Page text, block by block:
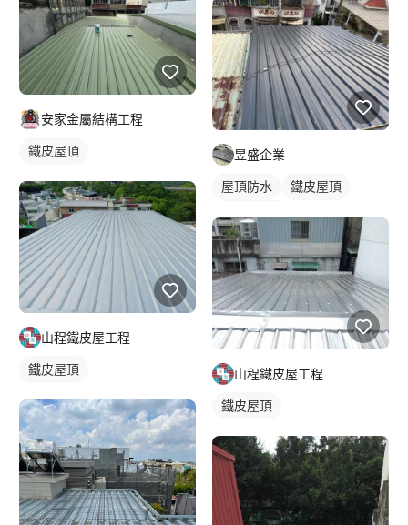
安家金屬結構工程
鐵皮屋頂
山程鐵皮屋工程
鐵皮屋頂
昱盛企業
屋頂防水
鐵皮屋頂
山程鐵皮屋工程
鐵皮屋頂